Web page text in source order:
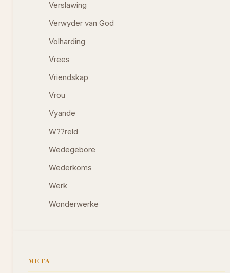
Verslawing
Verwyder van God
Volharding
Vrees
Vriendskap
Vrou
Vyande
W??reld
Wedegebore
Wederkoms
Werk
Wonderwerke
META